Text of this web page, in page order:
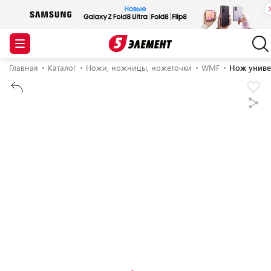
Главная Каталог Ножи, ножницы, ножеточки WMF Нож